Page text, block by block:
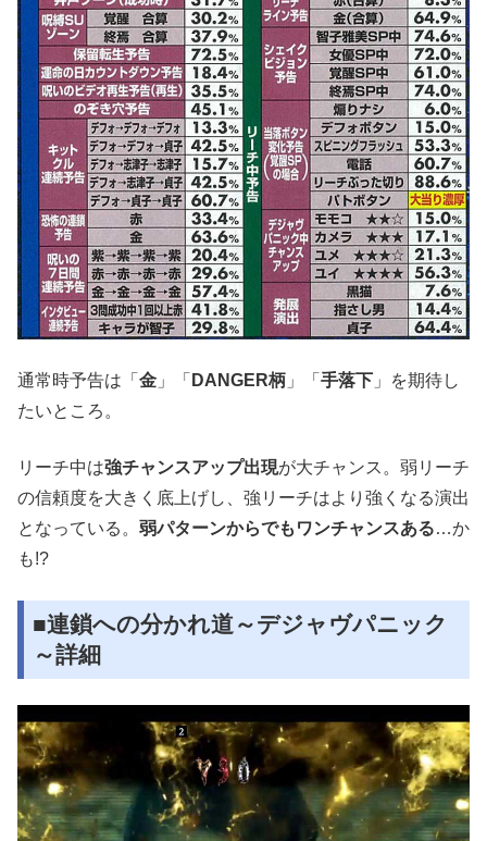
通常時予告は「 金 」「 DANGER柄 」「 手落下 」を期待し
たいところ。
リーチ中は強チャンスアップ出現が大チャンス。弱リーチ
の信頼度を大きく底上げし、強リーチはより強くなる演出
となっている。 弱パターンからでもワンチャンスある…か
も!?
■連鎖への分かれ道～デジャヴパニック
～詳細